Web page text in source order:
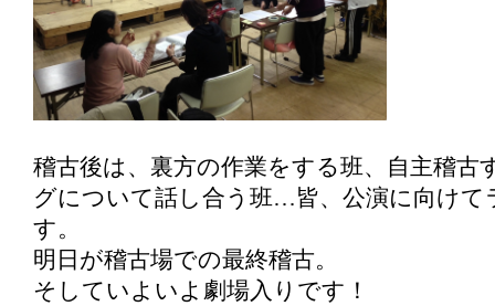
稽古後は、裏方の作業をする班、自主稽古
グについて話し合う班…皆、公演に向けて
す。
明日が稽古場での最終稽古。
そしていよいよ劇場入りです！